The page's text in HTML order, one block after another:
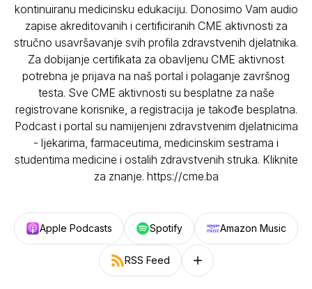
kontinuiranu medicinsku edukaciju. Donosimo Vam audio
zapise akreditovanih i certificiranih CME aktivnosti za
stručno usavršavanje svih profila zdravstvenih djelatnika.
Za dobijanje certifikata za obavljenu CME aktivnost
potrebna je prijava na naš portal i polaganje završnog
testa. Sve CME aktivnosti su besplatne za naše
registrovane korisnike, a registracija je takođe besplatna.
Podcast i portal su namijenjeni zdravstvenim djelatnicima
- ljekarima, farmaceutima, medicinskim sestrama i
studentima medicine i ostalih zdravstvenih struka. Kliknite
za znanje. https://cme.ba
Apple Podcasts Spotify Amazon Music
RSS Feed Follow on other platforms